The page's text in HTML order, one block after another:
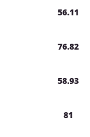
56.11
76.82
58.93
81